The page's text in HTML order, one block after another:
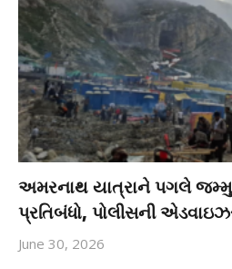
અમરનાથ યાત્રાને પગલે
પ્રતિબંધો, પોલીસની
June 30, 2026